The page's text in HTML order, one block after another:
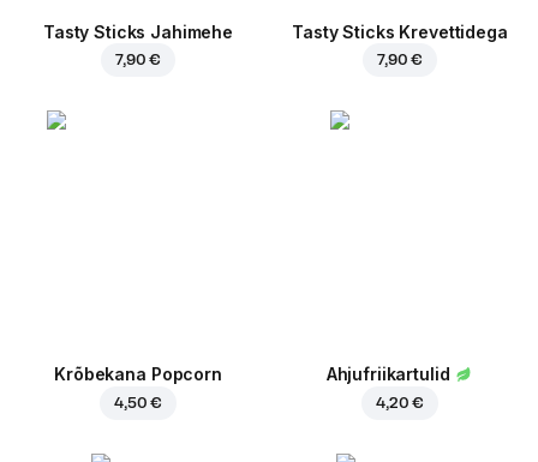
Tasty Sticks Jahimehe
7,90 €
Tasty Sticks Krevettidega
7,90 €
Krõbekana Popcorn
4,50 €
Ahjufriikartulid
4,20 €